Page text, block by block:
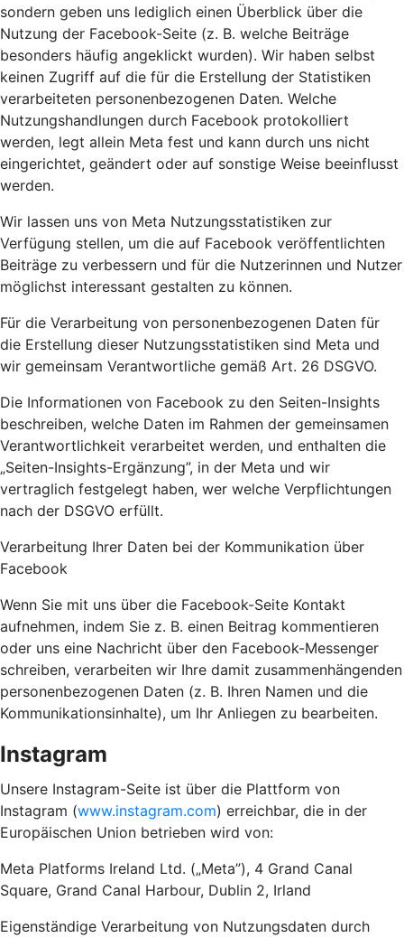
sondern geben uns lediglich einen Überblick über die
Nutzung der Facebook-Seite (z. B. welche Beiträge
besonders häufig angeklickt wurden). Wir haben selbst
keinen Zugriff auf die für die Erstellung der Statistiken
verarbeiteten personenbezogenen Daten. Welche
Nutzungshandlungen durch Facebook protokolliert
werden, legt allein Meta fest und kann durch uns nicht
eingerichtet, geändert oder auf sonstige Weise beeinflusst
werden.
Wir lassen uns von Meta Nutzungsstatistiken zur
Verfügung stellen, um die auf Facebook veröffentlichten
Beiträge zu verbessern und für die Nutzerinnen und Nutzer
möglichst interessant gestalten zu können.
Für die Verarbeitung von personenbezogenen Daten für
die Erstellung dieser Nutzungsstatistiken sind Meta und
wir gemeinsam Verantwortliche gemäß Art. 26 DSGVO.
Die Informationen von Facebook zu den Seiten-Insights
beschreiben, welche Daten im Rahmen der gemeinsamen
Verantwortlichkeit verarbeitet werden, und enthalten die
„Seiten-Insights-Ergänzung”, in der Meta und wir
vertraglich festgelegt haben, wer welche Verpflichtungen
nach der DSGVO erfüllt.
Verarbeitung Ihrer Daten bei der Kommunikation über
Facebook
Wenn Sie mit uns über die Facebook-Seite Kontakt
aufnehmen, indem Sie z. B. einen Beitrag kommentieren
oder uns eine Nachricht über den Facebook-Messenger
schreiben, verarbeiten wir Ihre damit zusammenhängenden
personenbezogenen Daten (z. B. Ihren Namen und die
Kommunikationsinhalte), um Ihr Anliegen zu bearbeiten.
Instagram
Unsere Instagram-Seite ist über die Plattform von
Instagram (www.instagram.com) erreichbar, die in der
Europäischen Union betrieben wird von:
Meta Platforms Ireland Ltd. („Meta”), 4 Grand Canal
Square, Grand Canal Harbour, Dublin 2, Irland
Eigenständige Verarbeitung von Nutzungsdaten durch